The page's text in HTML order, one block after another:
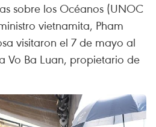
sobre los Océanos (UNOC
vietnamita, Pham
visitaron el 7 de mayo al
Vo Ba Luan, propietario de